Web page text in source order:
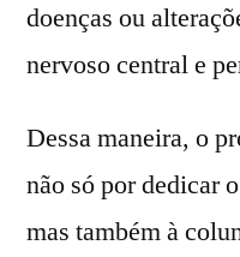
doenças ou
nervoso central e
Dessa maneira, o
não só por dedicar
mas também à